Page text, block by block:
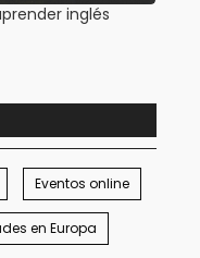
inglés
Eventos online
en Europa